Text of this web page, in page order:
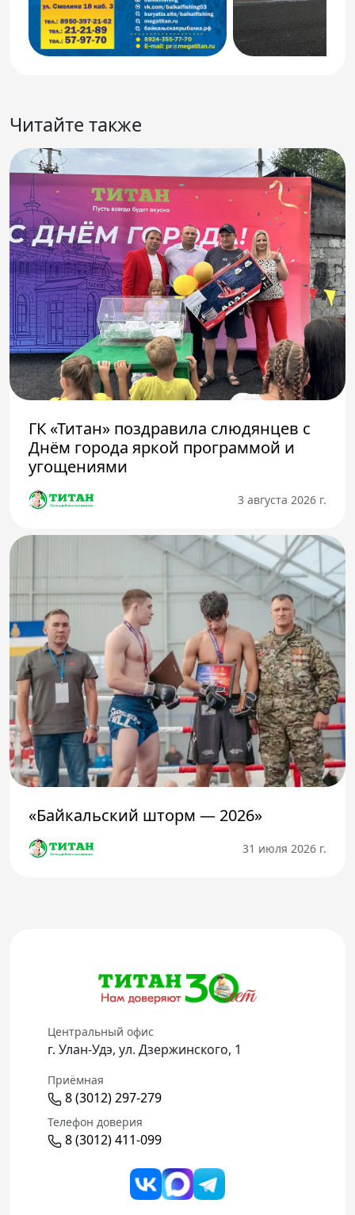
Читайте также
ГК «Титан» поздравила слюдянцев с
Днём города яркой программой и
угощениями
3 августа 2026 г.
«Байкальский шторм — 2026»
31 июля 2026 г.
Центральный офис
г. Улан-Удэ, ул. Дзержинского, 1
Приёмная
8 (3012) 297-279
Телефон доверия
8 (3012) 411-099